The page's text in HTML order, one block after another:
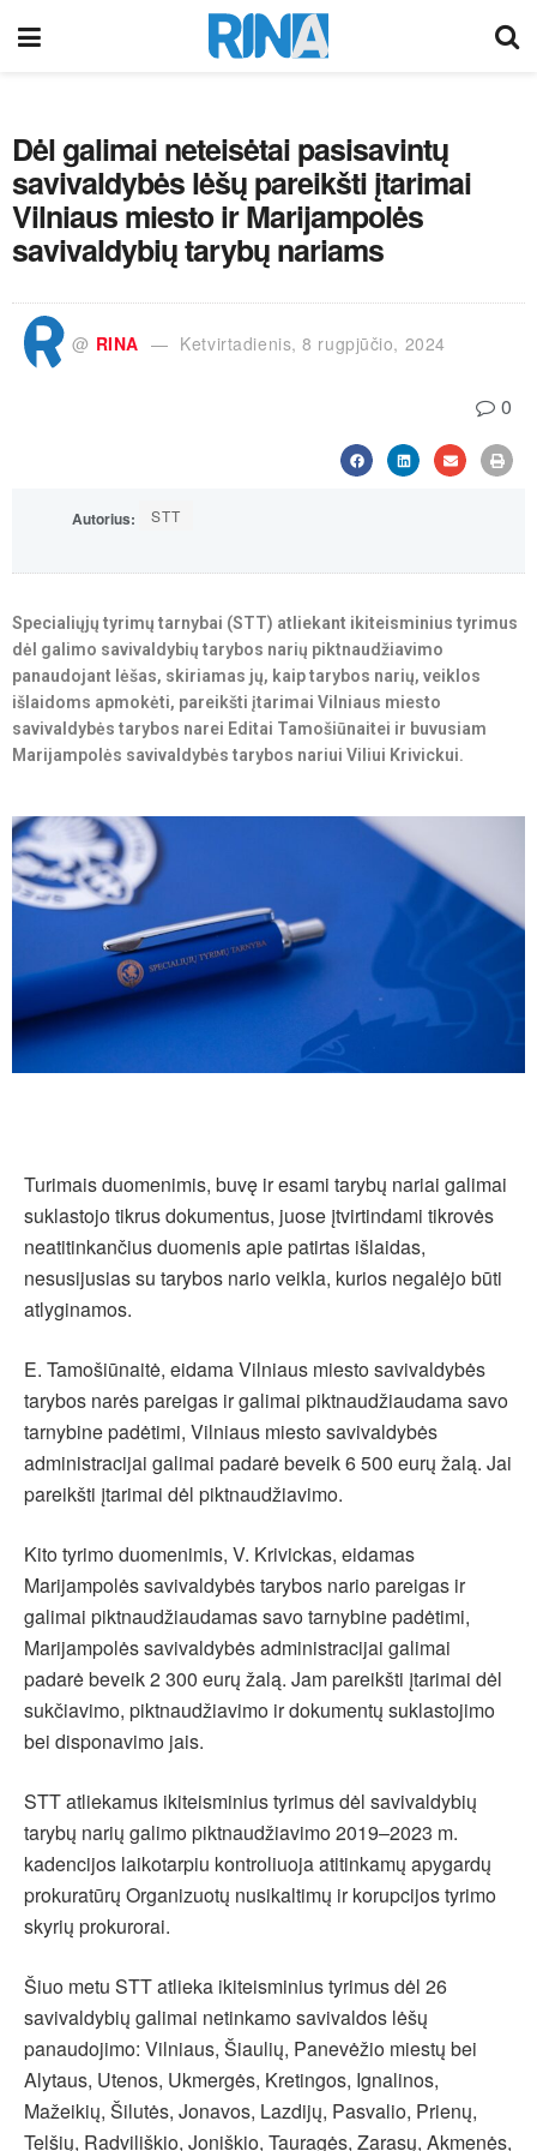
Dėl galimai neteisėtai pasisavintų
savivaldybės lėšų pareikšti įtarimai
Vilniaus miesto ir Marijampolės
savivaldybių tarybų nariams
@ RINA Ketvirtadienis, 8 rugpjūčio, 2024
0
Autorius: STT
Specialiųjų tyrimų tarnybai (STT) atliekant ikiteisminius tyrimus
dėl galimo savivaldybių tarybos narių piktnaudžiavimo
panaudojant lėšas, skiriamas jų, kaip tarybos narių, veiklos
išlaidoms apmokėti, pareikšti įtarimai Vilniaus miesto
savivaldybės tarybos narei Editai Tamošiūnaitei ir buvusiam
Marijampolės savivaldybės tarybos nariui Viliui Krivickui.
Turimais duomenimis, buvę ir esami tarybų nariai galimai
suklastojo tikrus dokumentus, juose įtvirtindami tikrovės
neatitinkančius duomenis apie patirtas išlaidas,
nesusijusias su tarybos nario veikla, kurios negalėjo būti
atlyginamos.
E. Tamošiūnaitė, eidama Vilniaus miesto savivaldybės
tarybos narės pareigas ir galimai piktnaudžiaudama savo
tarnybine padėtimi, Vilniaus miesto savivaldybės
administracijai galimai padarė beveik 6 500 eurų žalą. Jai
pareikšti įtarimai dėl piktnaudžiavimo.
Kito tyrimo duomenimis, V. Krivickas, eidamas
Marijampolės savivaldybės tarybos nario pareigas ir
galimai piktnaudžiaudamas savo tarnybine padėtimi,
Marijampolės savivaldybės administracijai galimai
padarė beveik 2 300 eurų žalą. Jam pareikšti įtarimai dėl
sukčiavimo, piktnaudžiavimo ir dokumentų suklastojimo
bei disponavimo jais.
STT atliekamus ikiteisminius tyrimus dėl savivaldybių
tarybų narių galimo piktnaudžiavimo 2019–2023 m.
kadencijos laikotarpiu kontroliuoja atitinkamų apygardų
prokuratūrų Organizuotų nusikaltimų ir korupcijos tyrimo
skyrių prokurorai.
Šiuo metu STT atlieka ikiteisminius tyrimus dėl 26
savivaldybių galimai netinkamo savivaldos lėšų
panaudojimo: Vilniaus, Šiaulių, Panevėžio miestų bei
Alytaus, Utenos, Ukmergės, Kretingos, Ignalinos,
Mažeikių, Šilutės, Jonavos, Lazdijų, Pasvalio, Prienų,
Telšių, Radviliškio, Joniškio, Tauragės, Zarasų, Akmenės,